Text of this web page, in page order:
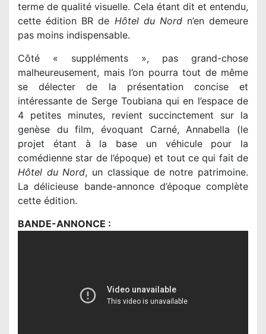
terme de qualité visuelle. Cela étant dit et entendu,
cette édition BR de Hôtel du Nordn’en demeure
pas moins indispensable.
Côté « suppléments », pas grand-chose
malheureusement, mais l’on pourra tout de même
se délecter de la présentation concise et
intéressante de Serge Toubiana qui en l’espace de
4 petites minutes, revient succinctement sur la
genèse du film, évoquant Carné, Annabella (le
projet étant à la base un véhicule pour la
comédienne star de l’époque) et tout ce qui fait de
Hôtel du Nord, un classique de notre patrimoine.
La délicieuse bande-annonce d’époque complète
cette édition.
BANDE-ANNONCE :